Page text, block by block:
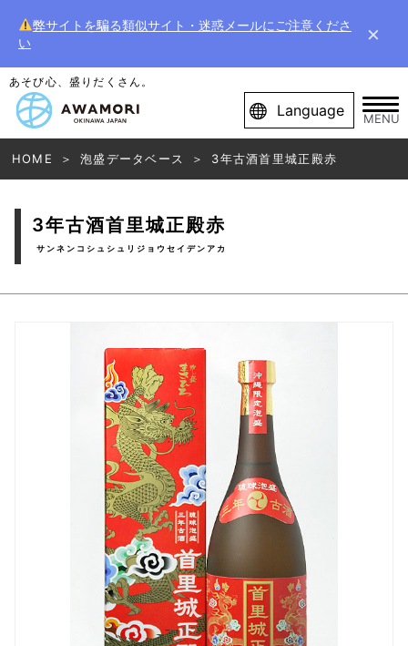
弊サイトを騙る類似サイト・迷惑メールにご注意くださ
い
×
あそび心、盛りだくさん。
Language MENU
HOME 泡盛データベース 3年古酒首里城正殿赤
3年古酒首里城正殿赤
サンネンコシュシュリジョウセイデンアカ